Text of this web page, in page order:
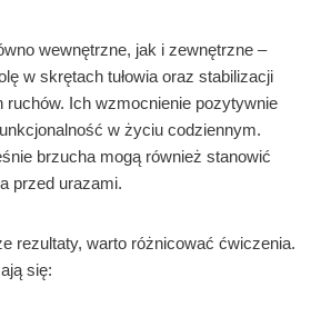
wewnętrzne, jak i zewnętrzne –
w skrętach tułowia oraz stabilizacji
ruchów. Ich wzmocnienie pozytywnie
w życiu codziennym.
brzucha mogą również stanowić
przed urazami.
rezultaty, warto różnicować ćwiczenia.
się: